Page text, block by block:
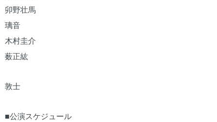
卯野壮馬
璃音
木村圭介
薮正紘
敦士
■公演スケジュール